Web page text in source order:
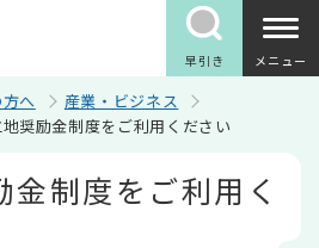
早引き メニュー
へ
産業・ビジネス
奨励金制度をご利用ください
金制度をご利用く